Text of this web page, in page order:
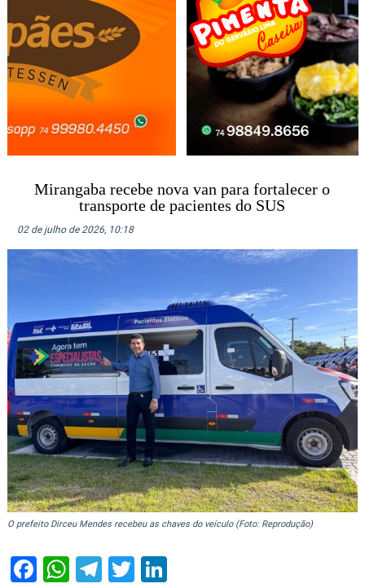
Mirangaba recebe nova van para fortalecer o
transporte de pacientes do SUS
02 de julho de 2026, 10:18
O prefeito Dirceu Mendes recebeu as chaves do veículo (Foto: Reprodução)
Facebook
WhatsApp
Telegram
Twitter
LinkedIn